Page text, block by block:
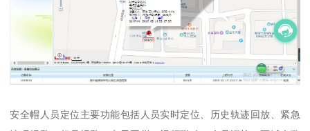
安全帽人员定位主要功能包括人员实时定位、历史轨迹回放、紧急